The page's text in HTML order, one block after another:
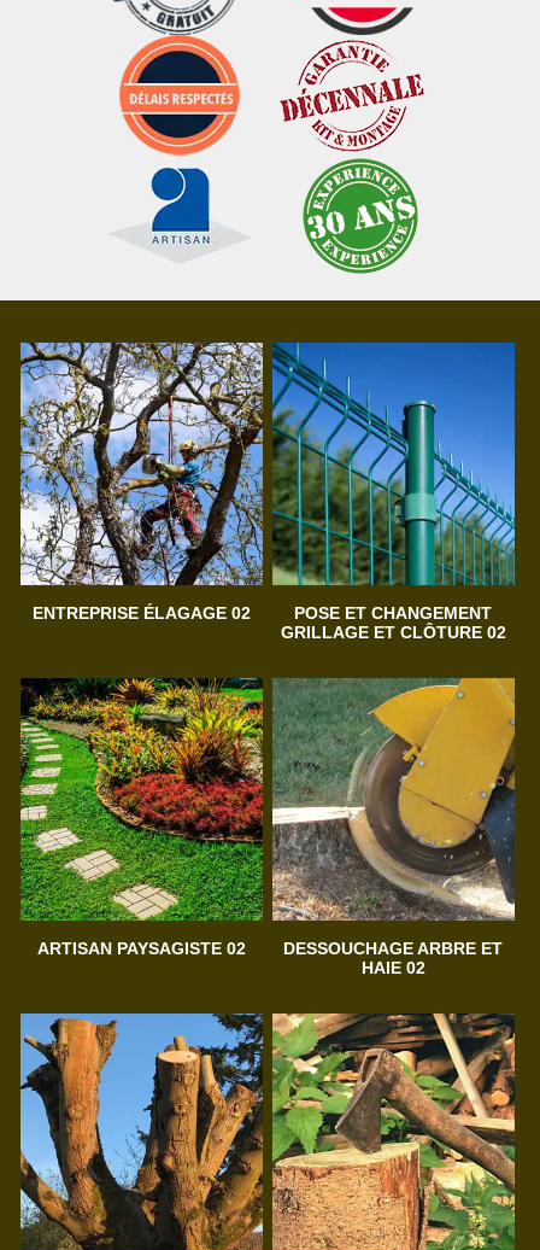
ENTREPRISE ÉLAGAGE 02
POSE ET CHANGEMENT
GRILLAGE ET CLÔTURE 02
ARTISAN PAYSAGISTE 02
DESSOUCHAGE ARBRE ET
HAIE 02